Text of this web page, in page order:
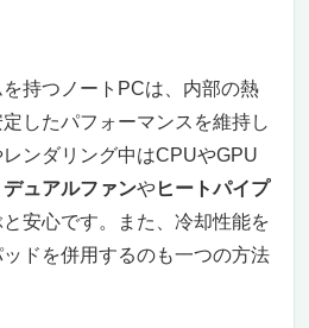
PC
最適な1台はコレ
メインの実況スタイル
イター（Premiere／
したいデジタルノマド
持つノートPCは、内部の熱
したパフォーマンスを維持し
ンダリング中はCPUやGPU
デュアルファンやヒートパイプ
安心です。また、冷却性能を
ドを併用するのも一つの方法